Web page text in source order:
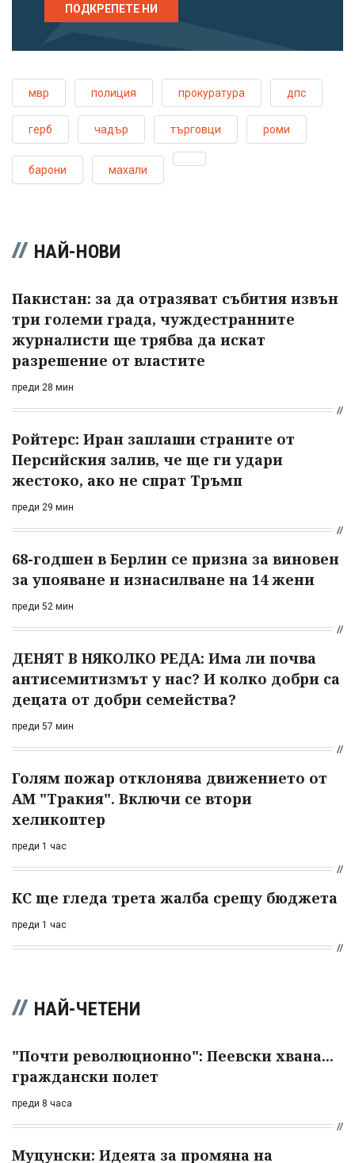
ПОДКРЕПЕТЕ НИ
мвр полиция прокуратура дпс
герб чадър търговци роми
барони махали
НАЙ-НОВИ
Пакистан: за да отразяват събития извън
три големи града, чуждестранните
журналисти ще трябва да искат
разрешение от властите
преди 28 мин
Ройтерс: Иран заплаши страните от
Персийския залив, че ще ги удари
жестоко, ако не спрат Тръмп
преди 29 мин
68-годшен в Берлин се призна за виновен
за упояване и изнасилване на 14 жени
преди 52 мин
ДЕНЯТ В НЯКОЛКО РЕДА: Има ли почва
антисемитизмът у нас? И колко добри са
децата от добри семейства?
преди 57 мин
Голям пожар отклонява движението от
АМ "Тракия". Включи се втори
хеликоптер
преди 1 час
КС ще гледа трета жалба срещу бюджета
преди 1 час
НАЙ-ЧЕТЕНИ
"Почти революционно": Пеевски хвана...
граждански полет
преди 8 часа
Муцунски: Идеята за промяна на